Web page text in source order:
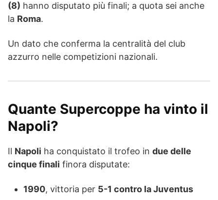
(8) hanno disputato più finali; a quota sei anche
la Roma.
Un dato che conferma la centralità del club
azzurro nelle competizioni nazionali.
Quante Supercoppe ha vinto il
Napoli?
Il Napoli ha conquistato il trofeo in due delle
cinque finali finora disputate:
1990, vittoria per 5-1 contro la Juventus